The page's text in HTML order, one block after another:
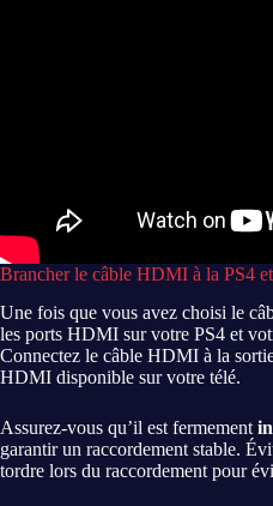
Brancher le câble HDMI à la PS4
Une fois que vous avez choisi le
les ports HDMI sur votre PS4 et
Connectez le câble HDMI à la
HDMI disponible sur votre télé.
Assurez-vous qu’il est fermement
garantir un raccordement stable.
tordre lors du raccordement pour